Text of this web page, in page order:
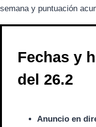
semana y puntuación
Fechas y
del 26.2
Anuncio en